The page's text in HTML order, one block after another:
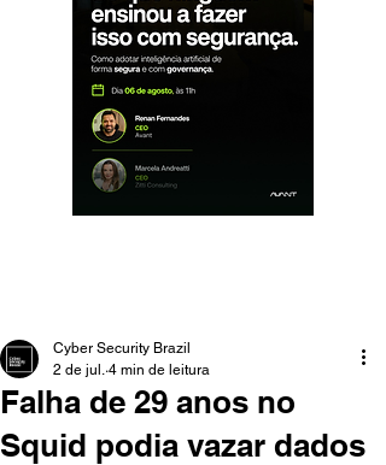
Falha de 29 anos no
Squid podia vazar dados
Cyber Security Brazil
2 de jul. 4 min de leitura